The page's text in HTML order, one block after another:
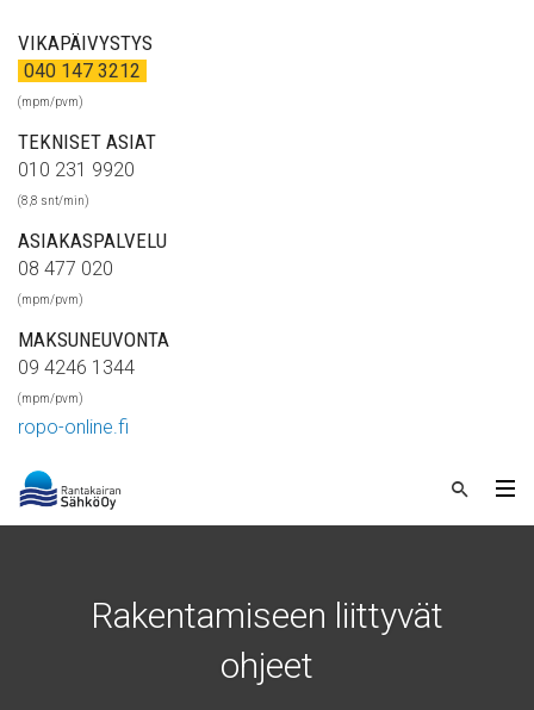
VIKAPÄIVYSTYS
040 147 3212
(mpm/pvm)
TEKNISET ASIAT
010 231 9920
(8,8 snt/min)
ASIAKASPALVELU
08 477 020
(mpm/pvm)
MAKSUNEUVONTA
09 4246 1344
(mpm/pvm)
ropo-online.fi
Rakentamiseen liittyvät
ohjeet